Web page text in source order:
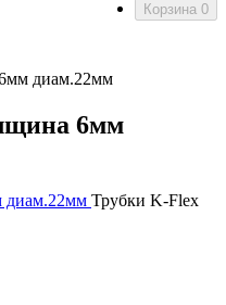
Корзина 0
диам.22мм
6мм
Трубки K-Flex